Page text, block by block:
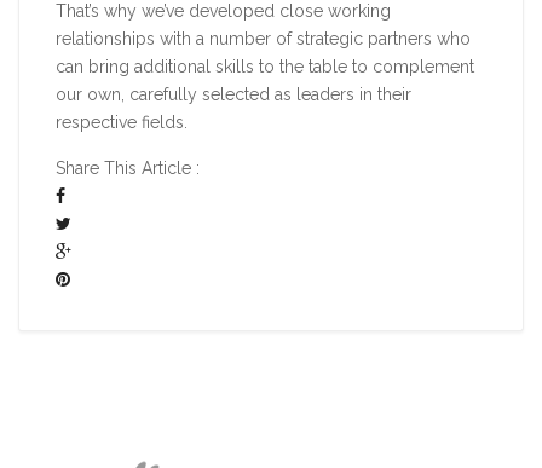
That’s why we’ve developed close working
relationships with a number of strategic partners who
can bring additional skills to the table to complement
our own, carefully selected as leaders in their
respective fields.
Share This Article :